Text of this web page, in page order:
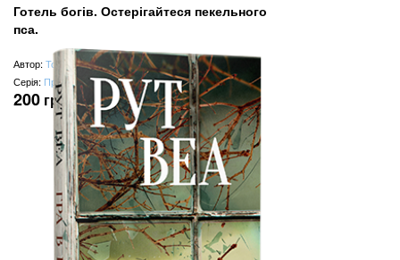
Готель богів. Остерігайтеся пекельного
пса.
Автор:Том Істон
Серія: Пригодам час
200 грн